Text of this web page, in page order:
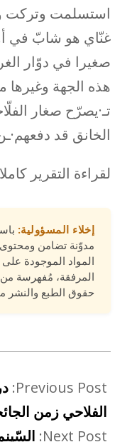
استسلمت وتركت
غنّاي هو شابّ في
صغيرا في دوّار
هذه الجهة وغيرها
تـ·يصرّح صغار
الخانق قد
لقراءة التقرير
إخلاء المسؤولية:
مدوّنة تضامن
المواد الموجودة
المرفقة، مُفهرسة
حقوق الطبع والنشر
Previous Post:
الفلاحي زمن
Next Post: